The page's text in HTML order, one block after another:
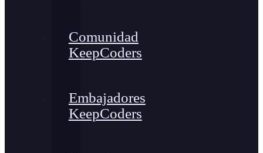
Comunidad
KeepCoders
Embajadores
KeepCoders